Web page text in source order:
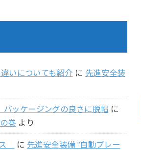
いについても紹介 に 先進安全装
ッケージングの良さに脱帽 に
巻 より
に 先進安全装備 ”自動ブレー